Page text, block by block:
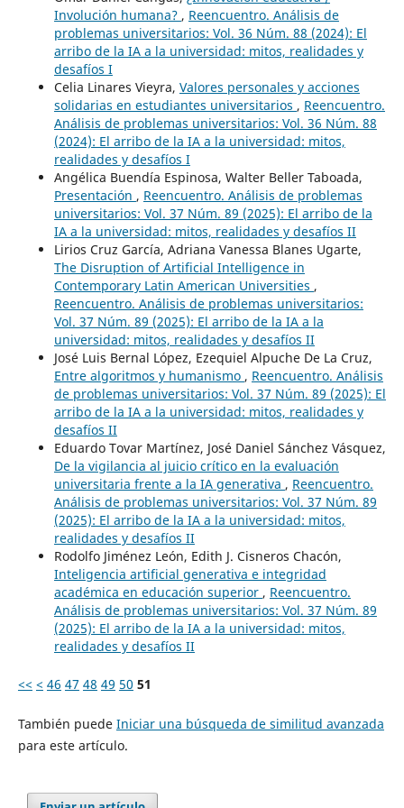
Involución humana? , Reencuentro. Análisis de
problemas universitarios: Vol. 36 Núm. 88 (2024): El
arribo de la IA a la universidad: mitos, realidades y
desafíos I
Celia Linares Vieyra, Valores personales y acciones
solidarias en estudiantes universitarios , Reencuentro.
Análisis de problemas universitarios: Vol. 36 Núm. 88
(2024): El arribo de la IA a la universidad: mitos,
realidades y desafíos I
Angélica Buendía Espinosa, Walter Beller Taboada,
Presentación , Reencuentro. Análisis de problemas
universitarios: Vol. 37 Núm. 89 (2025): El arribo de la
IA a la universidad: mitos, realidades y desafíos II
Lirios Cruz García, Adriana Vanessa Blanes Ugarte,
The Disruption of Artificial Intelligence in
Contemporary Latin American Universities ,
Reencuentro. Análisis de problemas universitarios:
Vol. 37 Núm. 89 (2025): El arribo de la IA a la
universidad: mitos, realidades y desafíos II
José Luis Bernal López, Ezequiel Alpuche De La Cruz,
Entre algoritmos y humanismo , Reencuentro. Análisis
de problemas universitarios: Vol. 37 Núm. 89 (2025): El
arribo de la IA a la universidad: mitos, realidades y
desafíos II
Eduardo Tovar Martínez, José Daniel Sánchez Vásquez,
De la vigilancia al juicio crítico en la evaluación
universitaria frente a la IA generativa , Reencuentro.
Análisis de problemas universitarios: Vol. 37 Núm. 89
(2025): El arribo de la IA a la universidad: mitos,
realidades y desafíos II
Rodolfo Jiménez León, Edith J. Cisneros Chacón,
Inteligencia artificial generativa e integridad
académica en educación superior , Reencuentro.
Análisis de problemas universitarios: Vol. 37 Núm. 89
(2025): El arribo de la IA a la universidad: mitos,
realidades y desafíos II
<< < 46 47 48 49 50 51
También puede Iniciar una búsqueda de similitud avanzada
para este artículo.